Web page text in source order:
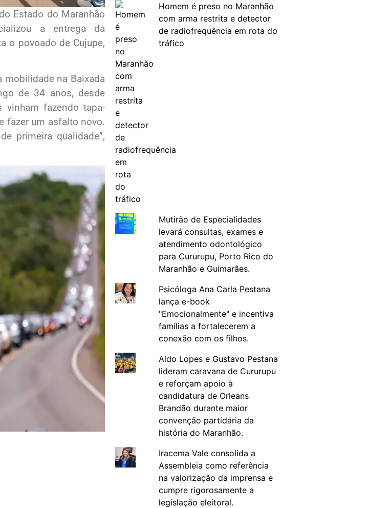
Estado do Maranhão
a entrega da
o povoado de Cujupe,
mobilidade na Baixada
de 34 anos, desde
vinham fazendo tapa-
fazer um asfalto novo.
primeira qualidade”,
Homem é preso no Maranhão
com arma restrita e detector
de radiofrequência em rota do
tráfico
Mutirão de Especialidades
levará consultas, exames e
atendimento odontológico
para Cururupu, Porto Rico do
Maranhão e Guimarães.
Psicóloga Ana Carla Pestana
lança e-book
"Emocionalmente" e incentiva
famílias a fortalecerem a
conexão com os filhos.
Aldo Lopes e Gustavo Pestana
lideram caravana de Cururupu
e reforçam apoio à
candidatura de Orleans
Brandão durante maior
convenção partidária da
história do Maranhão.
Iracema Vale consolida a
Assembleia como referência
na valorização da imprensa e
cumpre rigorosamente a
legislação eleitoral.